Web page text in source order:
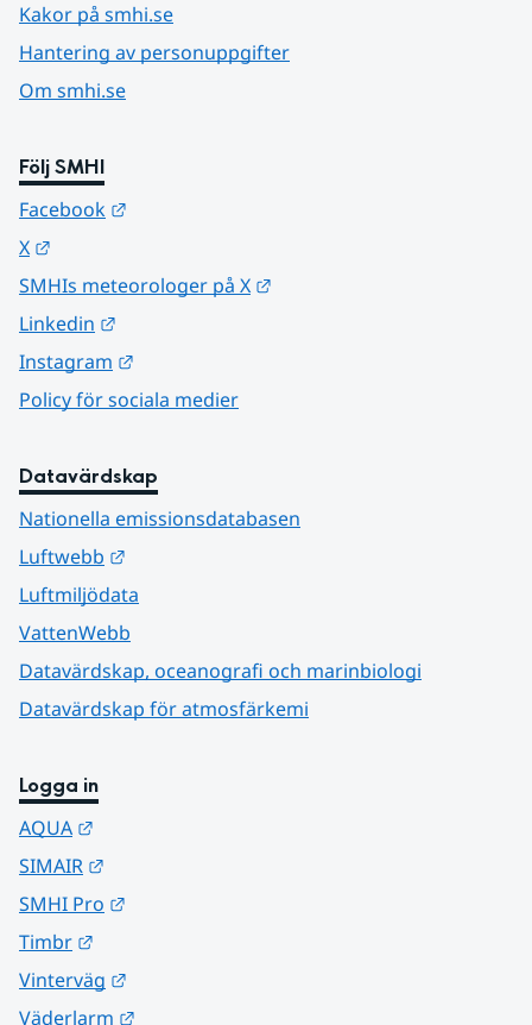
Kakor på smhi.se
Hantering av personuppgifter
Om smhi.se
Följ SMHI
Facebook
X
SMHIs meteorologer på X
Linkedin
Instagram
Policy för sociala medier
Datavärdskap
Nationella emissionsdatabasen
Luftwebb
Luftmiljödata
VattenWebb
Datavärdskap, oceanografi och marinbiologi
Datavärdskap för atmosfärkemi
Logga in
AQUA
SIMAIR
SMHI Pro
Timbr
Vinterväg
Väderlarm